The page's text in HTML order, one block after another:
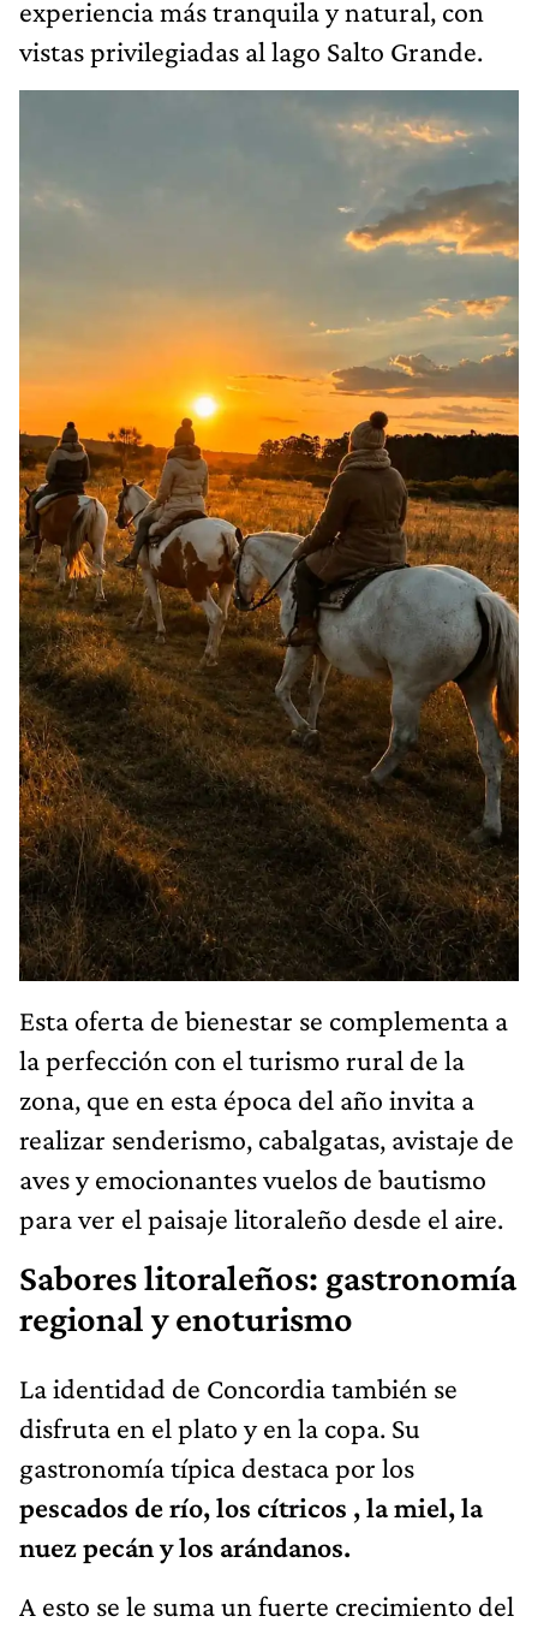
experiencia más tranquila y natural, con
vistas privilegiadas al lago Salto Grande.
Esta oferta de bienestar se complementa a
la perfección con el turismo rural de la
zona, que en esta época del año invita a
realizar senderismo, cabalgatas, avistaje de
aves y emocionantes vuelos de bautismo
para ver el paisaje litoraleño desde el aire.
Sabores litoraleños: gastronomía
regional y enoturismo
La identidad de Concordia también se
disfruta en el plato y en la copa. Su
gastronomía típica destaca por los
pescados de río, los cítricos , la miel, la
nuez pecán y los arándanos.
A esto se le suma un fuerte crecimiento del